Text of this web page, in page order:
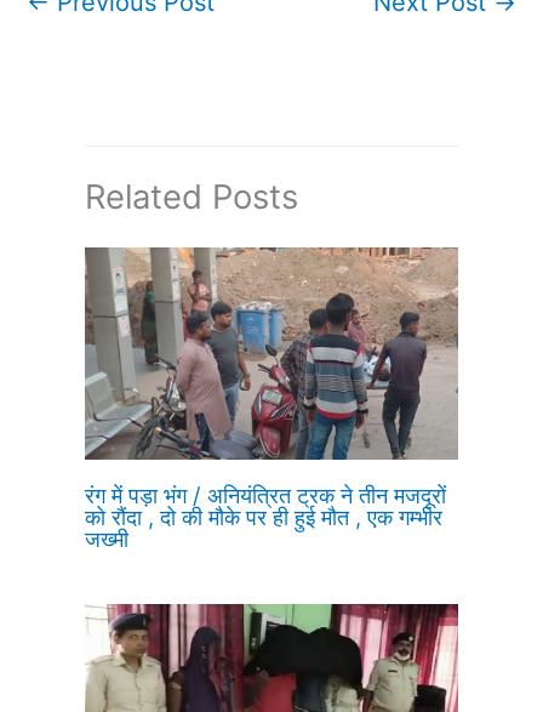
Related Posts
रंग में पड़ा भंग / अनियंत्रित ट्रक ने तीन मजदूरों
को रौंदा , दो की मौके पर ही हुई मौत , एक गम्भीर
जख्मी